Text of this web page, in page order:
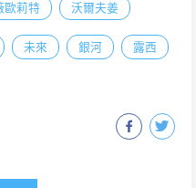
歐莉特 沃爾夫姜
未來 銀河 露西